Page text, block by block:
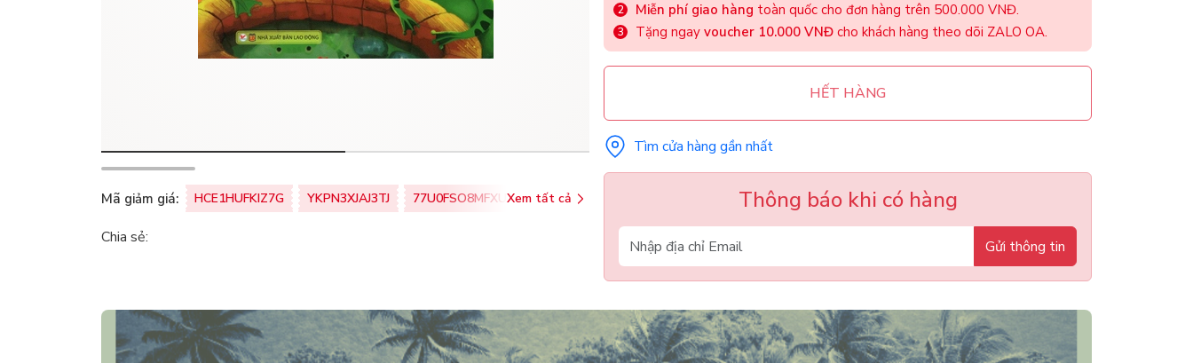
Mã giảm giá: HCE1HUFKIZ7G YKPN3XJAJ3TJ 77U0FSO8MFXU Xem tất cả
Chia sẻ:
Miễn phí giao hàng toàn quốc cho đơn hàng trên 500.000 VNĐ.
Tặng ngay voucher 10.000 VNĐ cho khách hàng theo dõi ZALO OA.
HẾT HÀNG
Tìm cửa hàng gần nhất
Thông báo khi có hàng
Gửi thông tin